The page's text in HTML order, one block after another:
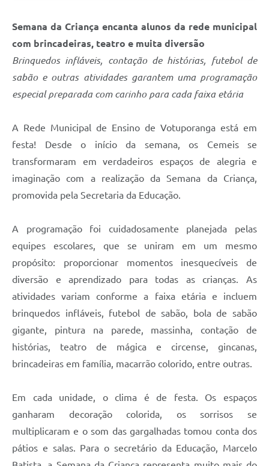
Semana da Criança encanta alunos da rede municipal
com brincadeiras, teatro e muita diversão
Brinquedos infláveis, contação de histórias, futebol de
sabão e outras atividades garantem uma programação
especial preparada com carinho para cada faixa etária
A Rede Municipal de Ensino de Votuporanga está em
festa! Desde o início da semana, os Cemeis se
transformaram em verdadeiros espaços de alegria e
imaginação com a realização da Semana da Criança,
promovida pela Secretaria da Educação.
A programação foi cuidadosamente planejada pelas
equipes escolares, que se uniram em um mesmo
propósito: proporcionar momentos inesquecíveis de
diversão e aprendizado para todas as crianças. As
atividades variam conforme a faixa etária e incluem
brinquedos infláveis, futebol de sabão, bola de sabão
gigante, pintura na parede, massinha, contação de
histórias, teatro de mágica e circense, gincanas,
brincadeiras em família, macarrão colorido, entre outras.
Em cada unidade, o clima é de festa. Os espaços
ganharam decoração colorida, os sorrisos se
multiplicaram e o som das gargalhadas tomou conta dos
pátios e salas. Para o secretário da Educação, Marcelo